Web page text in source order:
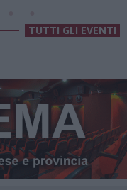
TUTTI GLI EVENTI